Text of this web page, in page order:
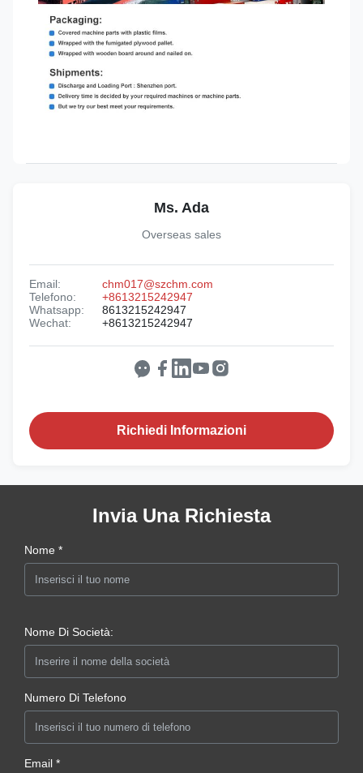
Ms. Ada
Overseas sales
Email:
chm017@szchm.com
Telefono:
+8613215242947
Whatsapp:
8613215242947
Wechat:
+8613215242947
Richiedi Informazioni
Invia Una Richiesta
Nome *
Nome Di Società:
Numero Di Telefono
Email *